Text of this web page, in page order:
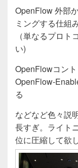
OpenFlow 外部
ミングする仕組
（単なるプロ
い)
OpenFlowコン
OpenFlow-
る
などなど色々説
長すぎ。ライト
位に圧縮して欲し